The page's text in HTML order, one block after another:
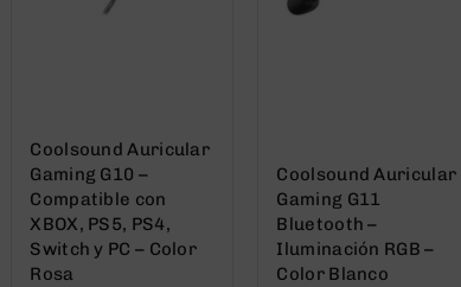
Coolsound Auricular
Gaming G10 –
Compatible con
XBOX, PS5, PS4,
Switch y PC – Color
Rosa
Coolsound Auricular
Gaming G11
Bluetooth –
Iluminación RGB –
Color Blanco